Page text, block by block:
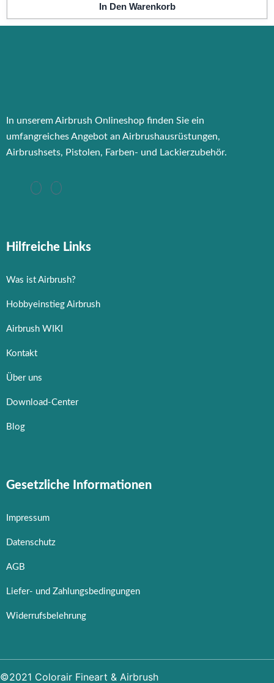
In Den Warenkorb
In unserem Airbrush Onlineshop finden Sie ein
umfangreiches Angebot an Airbrushausrüstungen,
Airbrushsets, Pistolen, Farben- und Lackierzubehör.
Hilfreiche Links
Was ist Airbrush?
Hobbyeinstieg Airbrush
Airbrush WIKI
Kontakt
Über uns
Download-Center
Blog
Gesetzliche Informationen
Impressum
Datenschutz
AGB
Liefer- und Zahlungsbedingungen
Widerrufsbelehrung
©2021 Colorair Fineart & Airbrush